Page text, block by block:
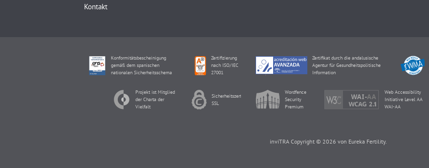
Kontakt
Konformitätsbescheinigung
gemäß dem spanischen
nationalen Sicherheitsschema
Zertifizierung
nach ISO/IEC
27001
Zertifikat durch die andalusische
Agentur für Gesundheitspolitische
Information
Projekt ist Mitglied
der Charta der
Vielfalt
Sicherheitszertifikat
SSL
Wordfence
Security
Premium
Web Accessibility
Initiative Level AA
WAI-AA
inviTRA Copyright © 2026 von Eureka Fertility.